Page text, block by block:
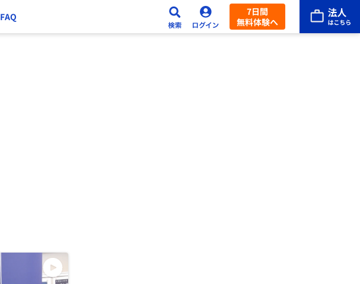
FAQ
7日間
無料体験へ